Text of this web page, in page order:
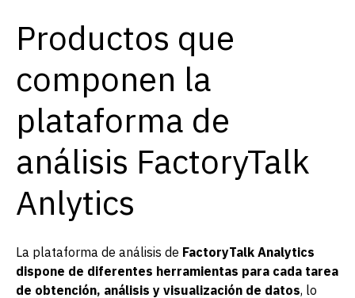
Productos que
componen la
plataforma de
análisis FactoryTalk
Anlytics
La plataforma de análisis de FactoryTalk Analytics
dispone de diferentes herramientas para cada tarea
de obtención, análisis y visualización de datos, lo